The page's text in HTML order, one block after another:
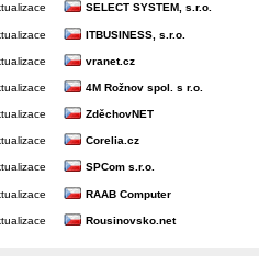
SELECT SYSTEM, s.r.o.
ITBUSINESS, s.r.o.
vranet.cz
4M Rožnov spol. s r.o.
ZděchovNET
Corelia.cz
SPCom s.r.o.
RAAB Computer
Rousinovsko.net